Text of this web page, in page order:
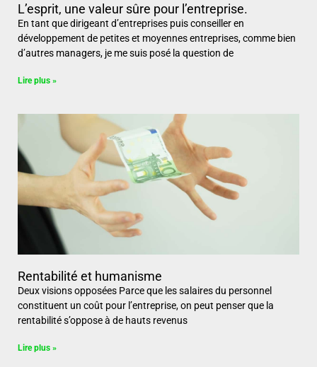
L’esprit, une valeur sûre pour l’entreprise.
En tant que dirigeant d’entreprises puis conseiller en
développement de petites et moyennes entreprises, comme bien
d’autres managers, je me suis posé la question de
Lire plus »
Rentabilité et humanisme
Deux visions opposées Parce que les salaires du personnel
constituent un coût pour l’entreprise, on peut penser que la
rentabilité s’oppose à de hauts revenus
Lire plus »